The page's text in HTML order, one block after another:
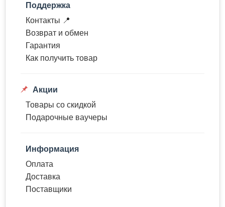
Поддержка
Контакты 📍
Возврат и обмен
Гарантия
Как получить товар
Акции
Товары со скидкой
Подарочные ваучеры
Информация
Оплата
Доставка
Поставщики